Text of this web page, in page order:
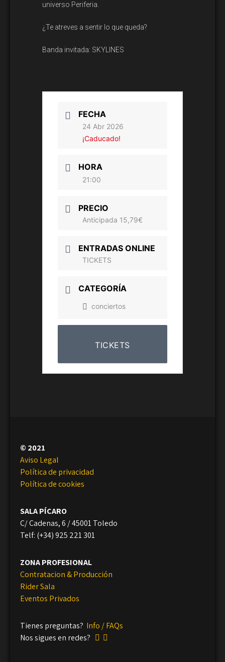
universo Periferia.
¿Te atreves a sentir lo que queda?
Banda invitada: SKYLINES
FECHA
24 Abr 2026
¡Caducado!
HORA
21:00
PRECIO
Anticipada 15,79€
ENTRADAS ONLINE
TICKETS
CATEGORÍA
conciertos
TICKETS
© 2021
Aviso Legal
Política de privacidad
Política de cookies
SALA PÍCARO
C/ Cadenas, 6 / 45001 Toledo
Telf: (+34) 925 221 301
ZONA PROFESIONAL
Contratacion & Producción
Rider Sala
Eventos Privados
Tienes preguntas? Info / FAQs
Nos sigues en redes?